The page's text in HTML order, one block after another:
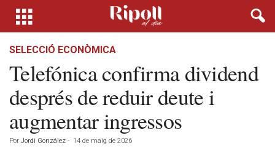
SELECCIÓ ECONÒMICA
Telefónica confirma dividend
després de reduir deute i
augmentar ingressos
Por Jordi González - 14 de maig de 2026